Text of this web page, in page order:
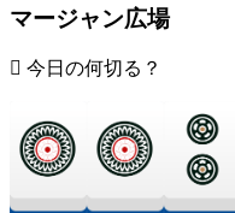
マージャン広場
今日の何切る？